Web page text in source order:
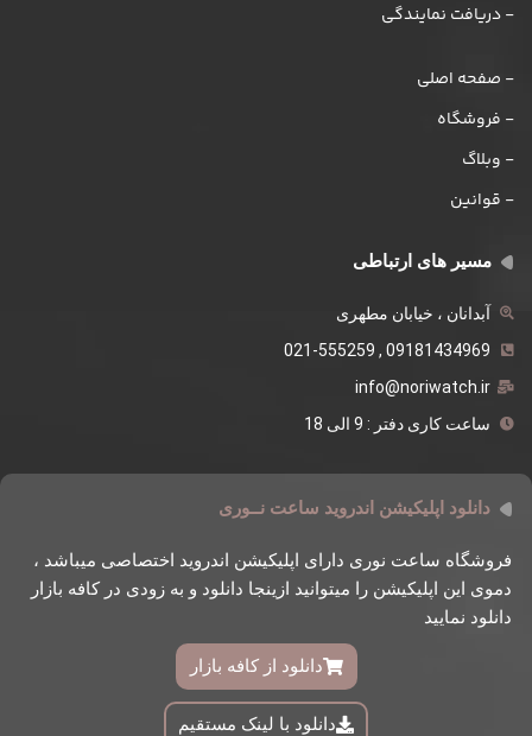
- دریافت نمایندگی
- صفحه اصلی
- فروشگاه
- وبلاگ
- قوانین
مسیر های ارتباطی
آبدانان ، خیابان مطهری
09181434969 , 021-555259
info@noriwatch.ir
ساعت کاری دفتر : 9 الی 18
دانلود اپلیکیشن اندروید ساعت نــوری
فروشگاه ساعت نوری دارای اپلیکیشن اندروید اختصاصی میباشد ،
دموی این اپلیکیشن را میتوانید ازینجا دانلود و به زودی در کافه بازار
دانلود نمایید
دانلود از کافه بازار
دانلود با لینک مستقیم